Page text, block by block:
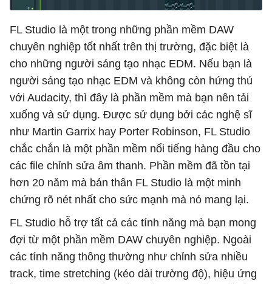
FL Studio là một trong những phần mềm DAW
chuyên nghiệp tốt nhất trên thị trường, đặc biệt là
cho những người sáng tạo nhạc EDM. Nếu bạn là
người sáng tạo nhạc EDM và không còn hứng thú
với Audacity, thì đây là phần mềm mà bạn nên tải
xuống và sử dụng. Được sử dụng bởi các nghệ sĩ
như Martin Garrix hay Porter Robinson, FL Studio
chắc chắn là một phần mềm nổi tiếng hàng đầu cho
các file chỉnh sửa âm thanh. Phần mềm đã tồn tại
hơn 20 năm mà bản thân FL Studio là một minh
chứng rõ nét nhất cho sức mạnh mà nó mang lại.
FL Studio hỗ trợ tất cả các tính năng mà bạn mong
đợi từ một phần mềm DAW chuyên nghiệp. Ngoài
các tính năng thông thường như chỉnh sửa nhiều
track, time stretching (kéo dài trường độ), hiệu ứng